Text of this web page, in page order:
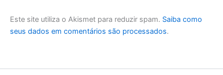
Este site utiliza o Akismet para reduzir spam. Saiba como
seus dados em comentários são processados.